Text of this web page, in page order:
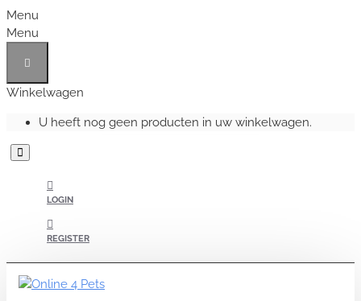
Menu
Menu
Winkelwagen
U heeft nog geen producten in uw winkelwagen.
LOGIN
REGISTER